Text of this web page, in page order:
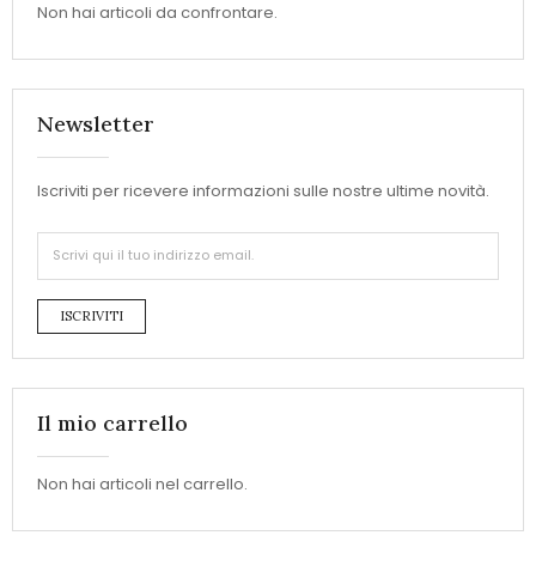
Non hai articoli da confrontare.
Newsletter
Iscriviti per ricevere informazioni sulle nostre ultime novità.
ISCRIVITI
Il mio carrello
Non hai articoli nel carrello.